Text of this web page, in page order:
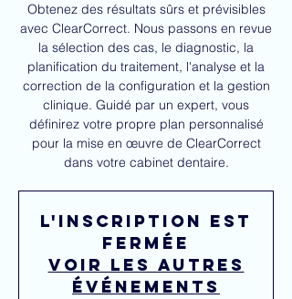
Obtenez des résultats sûrs et prévisibles
avec ClearCorrect. Nous passons en revue
la sélection des cas, le diagnostic, la
planification du traitement, l'analyse et la
correction de la configuration et la gestion
clinique. Guidé par un expert, vous
définirez votre propre plan personnalisé
pour la mise en œuvre de ClearCorrect
L'inscription est
fermée
Voir les autres
événements